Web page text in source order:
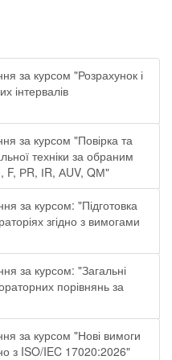
за курсом "Розрахунок і
інтервалів
за курсом "Повірка та
техніки за обраним
РR, ІR, АUV, QМ"
за курсом: "Підготовка
згідно з вимогами
за курсом: "Загальні
порівнянь за
за курсом "Нові вимоги
з ISO/IEC 17020:2026"